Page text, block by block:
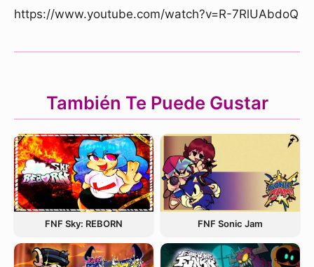
https://www.youtube.com/watch?v=R-7RlUAbdoQ
También Te Puede Gustar
FNF Sky: REBORN FNF Sonic Jam